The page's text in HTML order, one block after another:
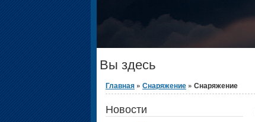
Вы здесь
Главная » Снаряжение » Снаряжение
Новости